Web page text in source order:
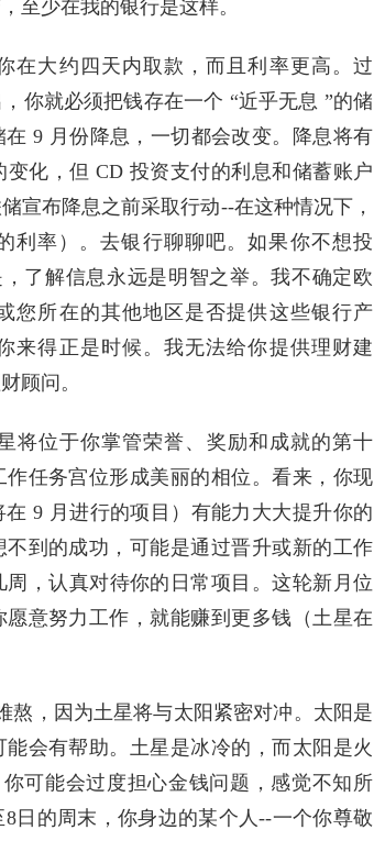
至少在我的银行是这样。
在大约四天内取款，而且利率更高。过
你就必须把钱存在一个 “近乎无息 ”的储
9 月份降息，一切都会改变。降息将有
化，但 CD 投资支付的利息和储蓄账户
宣布降息之前采取行动--在这种情况下，
利率）。去银行聊聊吧。如果你不想投
了解信息永远是明智之举。我不确定欧
您所在的其他地区是否提供这些银行产
来得正是时候。我无法给你提供理财建
顾问。
将位于你掌管荣誉、奖励和成就的第十
任务宫位形成美丽的相位。看来，你现
9 月进行的项目）有能力大大提升你的
到的成功，可能是通过晋升或新的工作
，认真对待你的日常项目。这轮新月位
意努力工作，就能赚到更多钱（土星在
熬，因为土星将与太阳紧密对冲。太阳是
会有帮助。土星是冰冷的，而太阳是火
可能会过度担心金钱问题，感觉不知所
日的周末，你身边的某个人--一个你尊敬